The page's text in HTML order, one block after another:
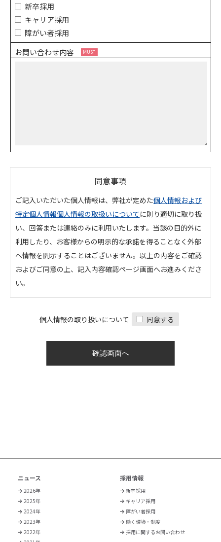
新卒採用
キャリア採用
障がい者採用
お問い合わせ内容
同意事項
ご記入いただいた個人情報は、弊社が定めた個人情報および
特定個人情報個人情報の取扱いについて に則り適切に取り扱
い、回答または連絡のみに利用いたします。当該の目的外に
利用したり、お客様からの明示的な承諾を得ることなく外部
へ情報を開示することはございません。以上の内容をご確認
およびご同意の上、記入内容確認ページ画面へお進みくださ
い。
個人情報の取り扱いについて 同意する
ニュース
2026年
2025年
2024年
2023年
2022年
採用情報
新卒採用
キャリア採用
障がい者採用
働く環境・制度
採用に関するお問い合わせ